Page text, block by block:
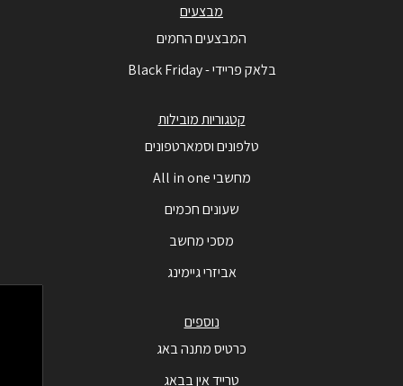
מבצעים
המבצעים החמים
בלאק פריידי - Black Friday
קטגוריות מובילות
טלפונים וסמארטפונים
מחשבי All in one
שעונים חכמים
מסכי מחשב
אביזרי גיימינג
נוספים
כרטיס מתנה באג
טרייד אין בבאג